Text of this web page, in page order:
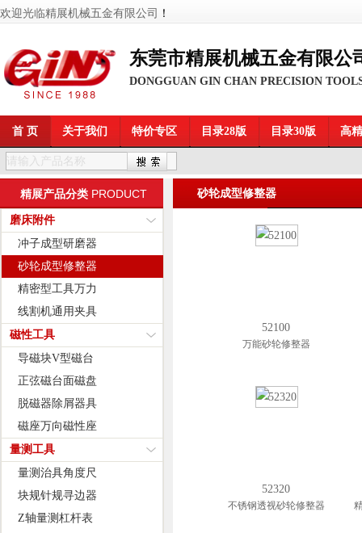
欢迎光临精展机械五金有限公司 ！
东莞市精展机械五金有限公
DONGGUAN GIN CHAN PRECISION
首 页 关于我们 特价专区 目录28版 目录30版 高
精展产品分类 PRODUCT
磨床附件
冲子成型研磨器
砂轮成型修整器
精密型工具万力
线割机通用夹具
磁性工具
导磁块V型磁台
正弦磁台面磁盘
脱磁器除屑器具
磁座万向磁性座
量测工具
量测治具角度尺
块规针规寻边器
Z轴量测杠杆表
砂轮成型修整器
52100
万能砂轮修整器
52320
不锈钢透视砂轮修整器